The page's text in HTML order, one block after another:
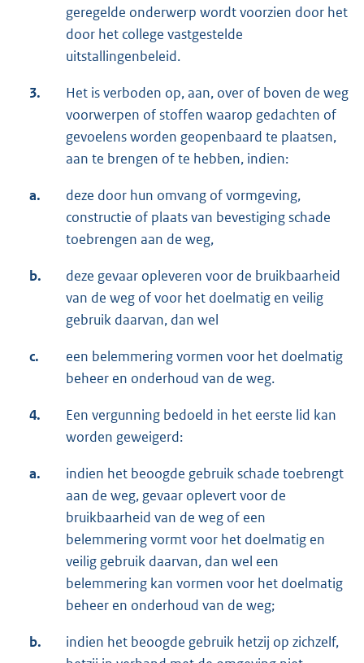
geregelde onderwerp wordt voorzien door het
door het college vastgestelde
uitstallingenbeleid.
3.
Het is verboden op, aan, over of boven de weg
voorwerpen of stoffen waarop gedachten of
gevoelens worden geopenbaard te plaatsen,
aan te brengen of te hebben, indien:
a.
deze door hun omvang of vormgeving,
constructie of plaats van bevestiging schade
toebrengen aan de weg,
b.
deze gevaar opleveren voor de bruikbaarheid
van de weg of voor het doelmatig en veilig
gebruik daarvan, dan wel
c.
een belemmering vormen voor het doelmatig
beheer en onderhoud van de weg.
4.
Een vergunning bedoeld in het eerste lid kan
worden geweigerd:
a.
indien het beoogde gebruik schade toebrengt
aan de weg, gevaar oplevert voor de
bruikbaarheid van de weg of een
belemmering vormt voor het doelmatig en
veilig gebruik daarvan, dan wel een
belemmering kan vormen voor het doelmatig
beheer en onderhoud van de weg;
b.
indien het beoogde gebruik hetzij op zichzelf,